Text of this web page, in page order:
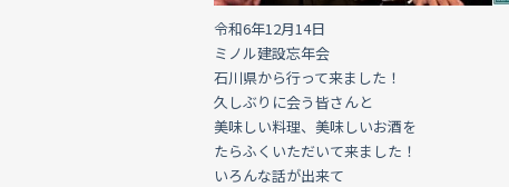
令和6年12月14日
ミノル建設忘年会
石川県から行って来ました！
久しぶりに会う皆さんと
美味しい料理、美味しいお酒を
たらふくいただいて来ました！
いろんな話が出来て